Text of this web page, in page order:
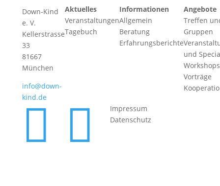
Down-Kind
e. V.
Kellerstrasse
33
81667
München
info@down-
kind.de
Aktuelles
Veranstaltungen
Tagebuch
Informationen
Allgemein
Beratung
Erfahrungsberichte
Angebote
Treffen
Gruppen
und
Vorträge
 
Impressum
Datenschutz